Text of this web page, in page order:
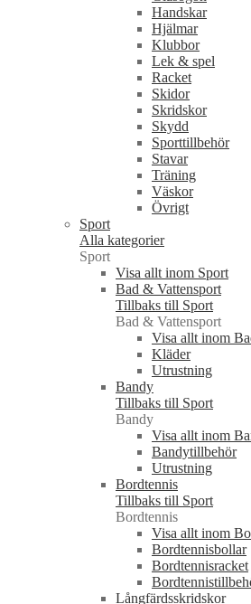
Handskar
Hjälmar
Klubbor
Lek & spel
Racket
Skidor
Skridskor
Skydd
Sporttillbehör
Stavar
Träning
Väskor
Övrigt
Sport
Alla kategorier
Sport
Visa allt inom Sport
Bad & Vattensport
Tillbaks till Sport
Bad & Vattensport
Visa allt inom
Kläder
Utrustning
Bandy
Tillbaks till Sport
Bandy
Visa allt inom
Bandytillbehör
Utrustning
Bordtennis
Tillbaks till Sport
Bordtennis
Visa allt inom
Bordtennisbollar
Bordtennisracket
Långfärdsskridskor